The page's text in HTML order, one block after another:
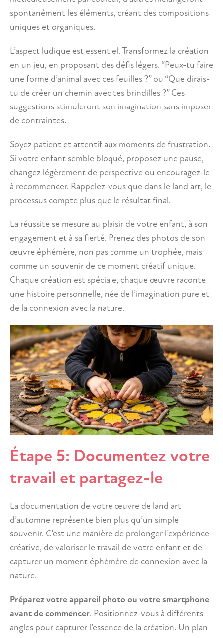
spontanément les éléments, créant des compositions
uniques et organiques.
L’aspect ludique est essentiel. Transformez la création
en un jeu, en proposant des défis légers. “Peux-tu faire
une forme d’animal avec ces feuilles ?” ou “Que dirais-
tu de créer un chemin avec tes brindilles ?” Ces
suggestions stimuleront son imagination sans imposer
de contraintes.
Soyez patient et attentif aux moments de frustration.
Si votre enfant semble bloqué, proposez une pause,
changez légèrement de perspective ou encouragez-le
à recommencer. Rappelez-vous que dans le land art, le
processus compte plus que le résultat final.
La réussite se mesure au plaisir de votre enfant, à son
engagement et à sa fierté. Prenez des photos de son
œuvre éphémère, non pas comme un trophée, mais
comme un souvenir de ce moment créatif unique.
Chaque création est spéciale, chaque œuvre raconte
une histoire personnelle, née de l’imagination pure et
de la connexion avec la nature.
Étape 5: Documentez votre
travail et partagez-le
La documentation de votre œuvre de land art
d’automne représente bien plus qu’un simple
souvenir. C’est une manière de prolonger l’expérience
créative, de valoriser le travail de votre enfant et de
capturer un moment éphémère de connexion avec la
nature.
Préparez votre appareil photo ou votre smartphone
avant de commencer. Positionnez-vous à différents
angles pour capturer l’essence de la création. Un plan